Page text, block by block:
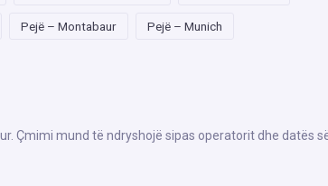
Pejë – Montabaur Pejë – Munich
Çmimi mund të ndryshojë sipas operatorit dhe datës